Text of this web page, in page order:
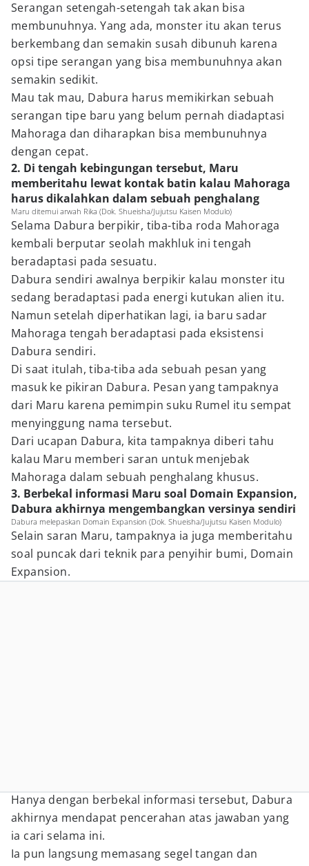
Serangan setengah-setengah tak akan bisa
membunuhnya. Yang ada, monster itu akan terus
berkembang dan semakin susah dibunuh karena
opsi tipe serangan yang bisa membunuhnya akan
semakin sedikit.
Mau tak mau, Dabura harus memikirkan sebuah
serangan tipe baru yang belum pernah diadaptasi
Mahoraga dan diharapkan bisa membunuhnya
dengan cepat.
2. Di tengah kebingungan tersebut, Maru
memberitahu lewat kontak batin kalau Mahoraga
harus dikalahkan dalam sebuah penghalang
Maru ditemui arwah Rika (Dok. Shueisha/Jujutsu Kaisen Modulo)
Selama Dabura berpikir, tiba-tiba roda Mahoraga
kembali berputar seolah makhluk ini tengah
beradaptasi pada sesuatu.
Dabura sendiri awalnya berpikir kalau monster itu
sedang beradaptasi pada energi kutukan alien itu.
Namun setelah diperhatikan lagi, ia baru sadar
Mahoraga tengah beradaptasi pada eksistensi
Dabura sendiri.
Di saat itulah, tiba-tiba ada sebuah pesan yang
masuk ke pikiran Dabura. Pesan yang tampaknya
dari Maru karena pemimpin suku Rumel itu sempat
menyinggung nama tersebut.
Dari ucapan Dabura, kita tampaknya diberi tahu
kalau Maru memberi saran untuk menjebak
Mahoraga dalam sebuah penghalang khusus.
3. Berbekal informasi Maru soal Domain Expansion,
Dabura akhirnya mengembangkan versinya sendiri
Dabura melepaskan Domain Expansion (Dok. Shueisha/Jujutsu Kaisen Modulo)
Selain saran Maru, tampaknya ia juga memberitahu
soal puncak dari teknik para penyihir bumi, Domain
Expansion.
Hanya dengan berbekal informasi tersebut, Dabura
akhirnya mendapat pencerahan atas jawaban yang
ia cari selama ini.
Ia pun langsung memasang segel tangan dan